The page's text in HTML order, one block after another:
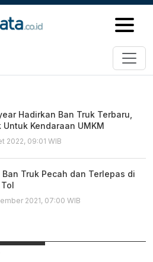
Hadirkan Ban Truk Terbaru,
Untuk Kendaraan UMKM
2022, 09:01 WIB
Ban Truk Pecah dan Terlepas di
2021, 07:00 WIB